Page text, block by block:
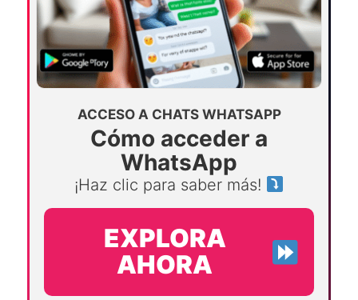
ACCESO A CHATS WHATSAPP
Cómo acceder a
WhatsApp
¡Haz clic para saber más!
EXPLORA
AHORA